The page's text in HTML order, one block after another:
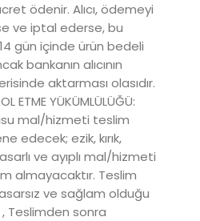
ödenir. Alıcı, ödemeyi
ve iptal ederse, bu
gün içinde ürün bedeli
bankanın alıcının
aktarması olasıdır.
ETME YÜKÜMLÜLÜĞÜ:
mal/hizmeti teslim
edecek; ezik, kırık,
ve ayıplı mal/hizmeti
almayacaktır. Teslim
ve sağlam olduğu
Teslimden sonra